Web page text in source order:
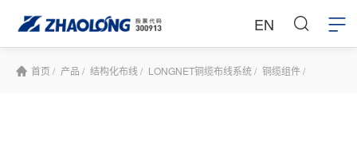
EN
首页 / 产品 / 结构化布线 / LONGNET铜缆布线系统 / 铜缆组件 /